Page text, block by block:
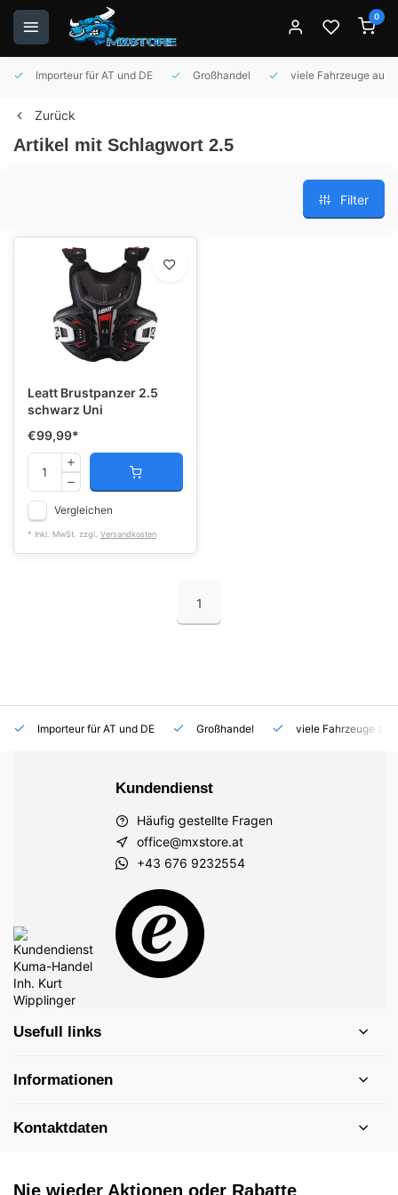
0
Importeur für AT und DE Großhandel viele Fahrzeuge auf
Zurück
Artikel mit Schlagwort 2.5
Filter
Leatt Brustpanzer 2.5
schwarz Uni
€99,99*
Vergleichen
* Inkl. MwSt. zzgl. Versandkosten
1
Importeur für AT und DE Großhandel viele Fahrzeuge auf
Kundendienst
Häufig gestellte Fragen
office@mxstore.at
+43 676 9232554
Usefull links
Informationen
Kontaktdaten
Nie wieder Aktionen oder Rabatte